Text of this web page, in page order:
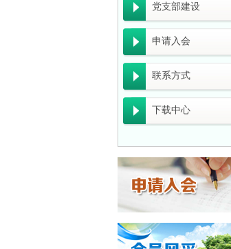
党支部建设
申请入会
联系方式
下载中心